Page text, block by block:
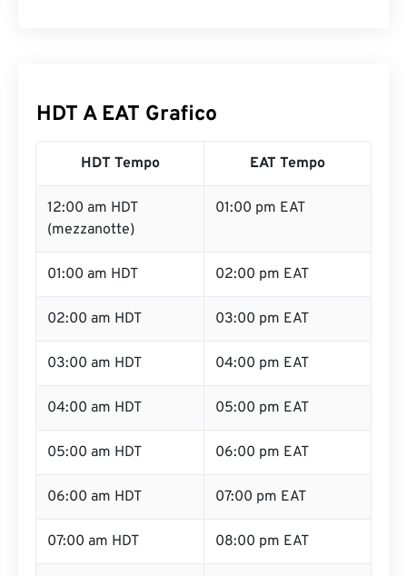
HDT A EAT Grafico
HDT Tempo EAT Tempo
12:00 am HDT
(mezzanotte)
01:00 pm EAT
01:00 am HDT 02:00 pm EAT
02:00 am HDT 03:00 pm EAT
03:00 am HDT 04:00 pm EAT
04:00 am HDT 05:00 pm EAT
05:00 am HDT 06:00 pm EAT
06:00 am HDT 07:00 pm EAT
07:00 am HDT 08:00 pm EAT